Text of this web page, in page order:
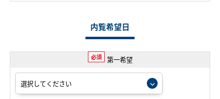
内覧希望日
必須 第一希望